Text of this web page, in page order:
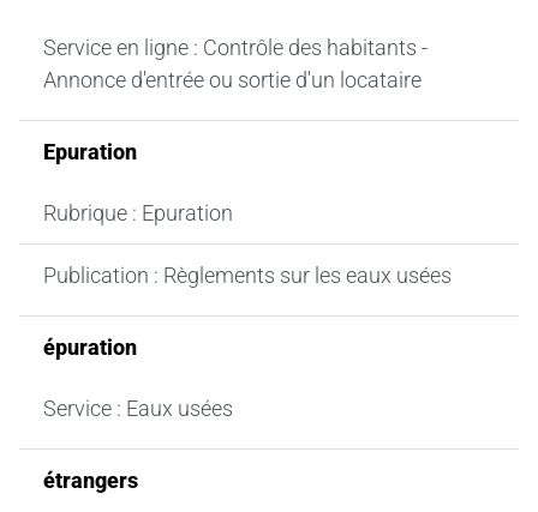
Service en ligne : Contrôle des habitants -
Annonce d'entrée ou sortie d'un locataire
Epuration
Rubrique : Epuration
Publication : Règlements sur les eaux usées
épuration
Service : Eaux usées
étrangers